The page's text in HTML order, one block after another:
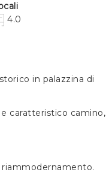
4.0
in palazzina di
caratteristico camino,